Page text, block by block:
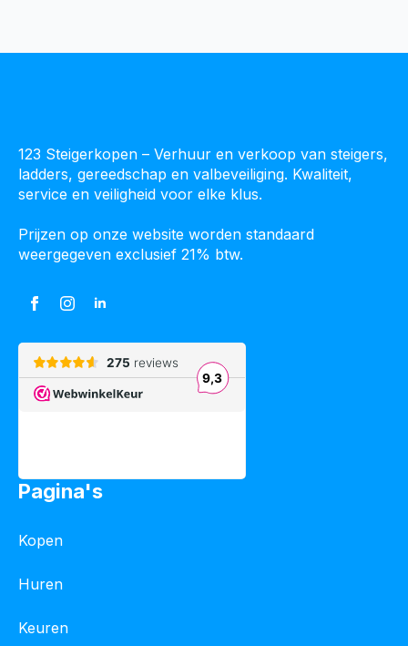
123 Steigerkopen – Verhuur en verkoop van steigers,
ladders, gereedschap en valbeveiliging. Kwaliteit,
service en veiligheid voor elke klus.
Prijzen op onze website worden standaard
weergegeven exclusief 21% btw.
Pagina's
Kopen
Huren
Keuren